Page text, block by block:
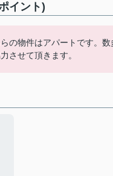
イント)
の物件はアパートです。
させて頂きます。